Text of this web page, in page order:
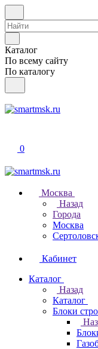
Каталог
По всему сайту
По каталогу
0
Москва
Назад
Города
Москва
Кабинет
Каталог
Назад
Каталог
Блоки